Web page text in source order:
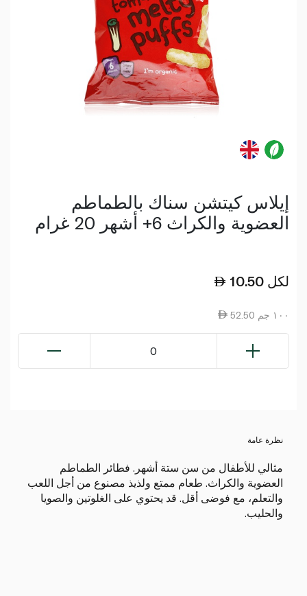
إيلاس كيتشن سناك بالطماطم
العضوية والكراث 6+ أشهر 20 غرام
10.50 لكل
52.50 ١٠٠ جم
0
نظرة عامة
مثالي للأطفال من سن ستة أشهر. فطائر الطماطم
العضوية والكراث. طعام ممتع ولذيذ مصنوع من أجل اللعب
والتعلم، مع فوضى أقل. قد يحتوي على الغلوتين والصويا
والحليب.